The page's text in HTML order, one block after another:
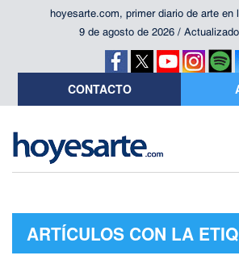
hoyesarte.com, primer diario de arte en
9 de agosto de 2026 /
CONTACTO
ARTÍCULOS CON LA